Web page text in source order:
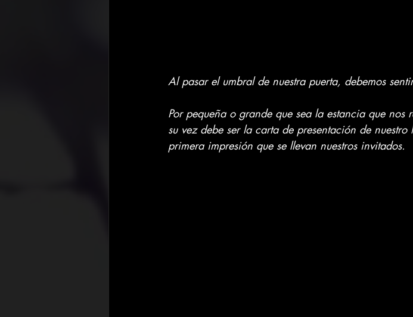
Al pasar el umbral de nuestra puerta, debemos
Por pequeña o grande que sea la estancia que
su vez debe ser la carta de presentación de
primera impresión que se llevan nuestros invitados.